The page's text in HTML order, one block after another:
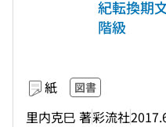
紀転換期
階級
紙 図書
里内克巳 著彩流社